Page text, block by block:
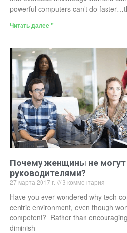
powerful computers can’t do
Читать далее "
Почему женщины не
руководителями?
27 марта 2017 г. 3 комментария
Have you ever wondered why tech
centric environment, even though
competent? Rather than
diminish